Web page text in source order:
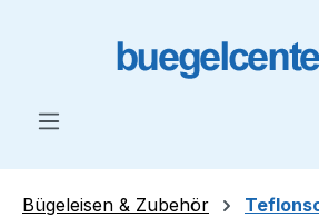
Bügeleisen & Zubehör